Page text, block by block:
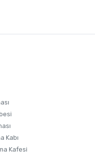
Al ve Yorumla
Kabı
Kafesi